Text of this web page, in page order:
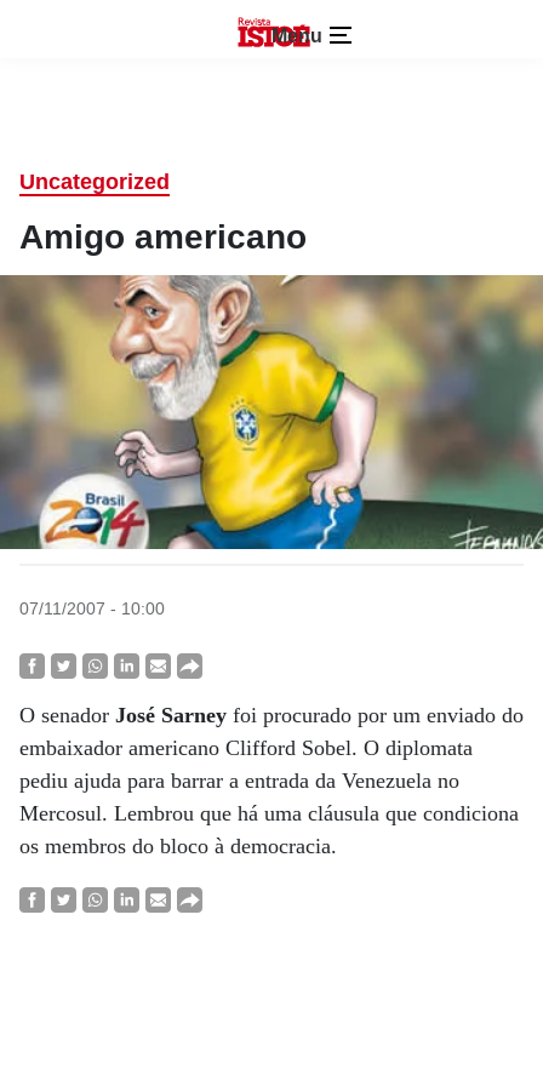
Menu
Uncategorized
Amigo americano
07/11/2007 - 10:00
O senador José Sarney foi procurado por um enviado do
embaixador americano Clifford Sobel. O diplomata
pediu ajuda para barrar a entrada da Venezuela no
Mercosul. Lembrou que há uma cláusula que condiciona
os membros do bloco à democracia.